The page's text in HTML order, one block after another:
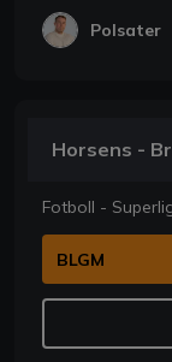
Polsater
Horsens -
Fotboll -
BLGM